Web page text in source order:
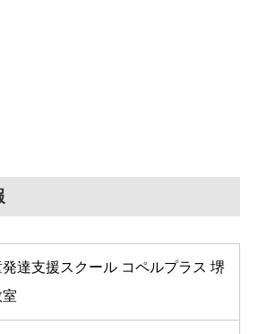
発達支援スクール コペルプラス 堺